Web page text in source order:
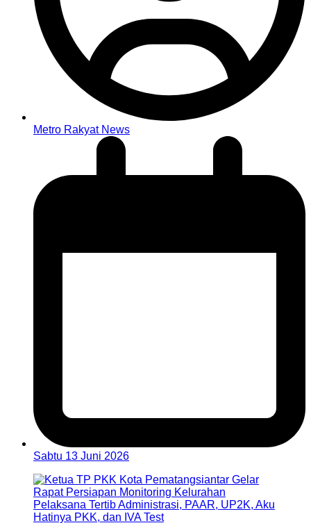
Metro Rakyat News
Sabtu 13 Juni 2026